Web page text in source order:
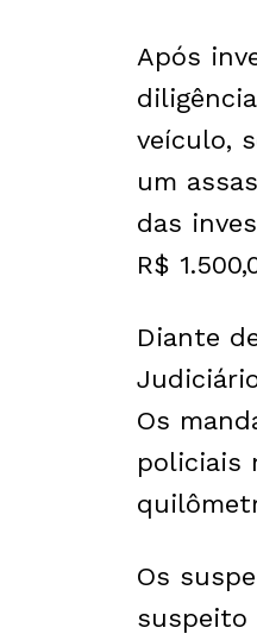
Após
veículo,
um
das
R$
Diante
Os
policiais
Os
suspeito